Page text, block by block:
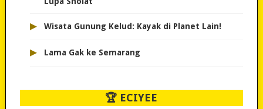
▸ Wisata Gunung Kelud: Kayak di Planet Lain!
▸ Lama Gak ke Semarang
🏆 ECIYEE